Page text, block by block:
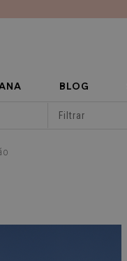
BLOG
Filtrar